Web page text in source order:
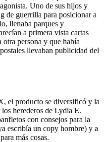
Uno de sus hijos y
de guerrilla para posicionar a
llenaba parques y
a primera vista cartas
otra persona y que había
llevaban publicidad del
el producto se diversificó y la
herederos de Lydia E.
con consejos para la
escribía un copy hombre) y a
más cosas.